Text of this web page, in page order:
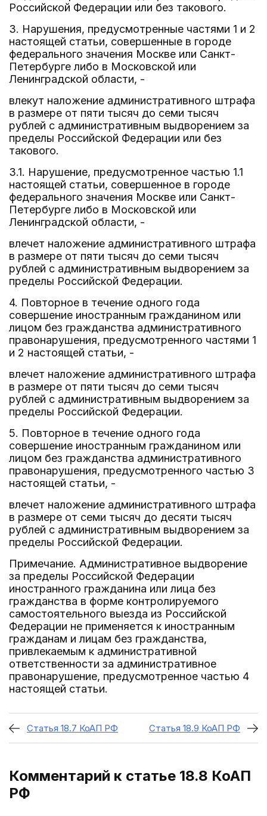
Российской Федерации или без такового.
3. Нарушения, предусмотренные частями 1 и 2
настоящей статьи, совершенные в городе
федерального значения Москве или Санкт-
Петербурге либо в Московской или
Ленинградской области, -
влекут наложение административного штрафа
в размере от пяти тысяч до семи тысяч
рублей с административным выдворением за
пределы Российской Федерации или без
такового.
3.1. Нарушение, предусмотренное частью 1.1
настоящей статьи, совершенное в городе
федерального значения Москве или Санкт-
Петербурге либо в Московской или
Ленинградской области, -
влечет наложение административного штрафа
в размере от пяти тысяч до семи тысяч
рублей с административным выдворением за
пределы Российской Федерации.
4. Повторное в течение одного года
совершение иностранным гражданином или
лицом без гражданства административного
правонарушения, предусмотренного частями 1
и 2 настоящей статьи, -
влечет наложение административного штрафа
в размере от пяти тысяч до семи тысяч
рублей с административным выдворением за
пределы Российской Федерации.
5. Повторное в течение одного года
совершение иностранным гражданином или
лицом без гражданства административного
правонарушения, предусмотренного частью 3
настоящей статьи, -
влечет наложение административного штрафа
в размере от семи тысяч до десяти тысяч
рублей с административным выдворением за
пределы Российской Федерации.
Примечание. Административное выдворение
за пределы Российской Федерации
иностранного гражданина или лица без
гражданства в форме контролируемого
самостоятельного выезда из Российской
Федерации не применяется к иностранным
гражданам и лицам без гражданства,
привлекаемым к административной
ответственности за административное
правонарушение, предусмотренное частью 4
настоящей статьи.
Статья 18.7 КоАП РФ Статья 18.9 КоАП РФ
Комментарий к статье 18.8 КоАП
РФ